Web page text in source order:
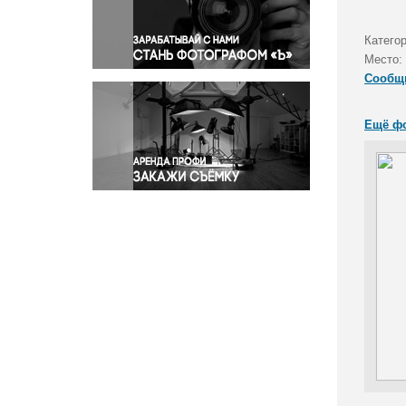
Правосудие
Происшествия и конфликты
Религия
Светская жизнь
Спорт
Экология
Экономика и бизнес
Место:
Ещё